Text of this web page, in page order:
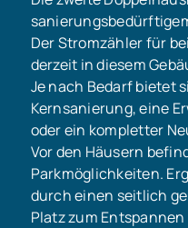
Der Stromzähler für
derzeit in diesem
Je nach Bedarf bietet
Kernsanierung, eine
oder ein kompletter
Vor den Häusern
Parkmöglichkeiten.
durch einen seitlich
Platz zum